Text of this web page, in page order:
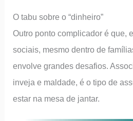
O tabu sobre o “dinheiro”
Outro ponto complicador é que,
sociais, mesmo dentro de
envolve grandes desafios.
inveja e maldade, é o tipo de
estar na mesa de jantar.